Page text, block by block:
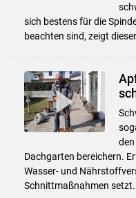
sich bestens für die
beachten sind, zeigt
Dachgarten bereichern.
Wasser- und
Schnittmaßnahmen setzt.